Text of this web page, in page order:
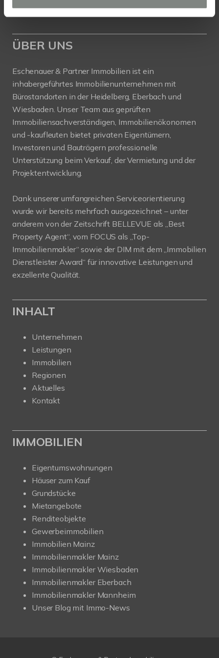
Mail:info@eschenauer-partner.de
ÜBER UNS
Eschenauer & Partner Immobilien ist ein
inhabergeführtes Immobilienunternehmen mit
Bürostandorten in der Heidelberg, Eberbach und
Wiesbaden. Unser Team aus geprüften
Immobiliensachverständigen, Immobilienökonomen
und -kaufleuten bietet privaten Eigentümern,
Investoren und Bauträgern professionelle
Unterstützung beim Verkauf, der Vermietung und der
Projektentwicklung.
Dank unserer umfangreichen Serviceorientierung
wurde wir bereits mehrfach ausgezeichnet – unter
anderem von der Zeitschrift BELLEVUE als „Best
Property Agent“, vom FOCUS als „Top-
Immobilienmakler“ sowie der DIM mit dem „Immobilien
Dienstleister Award“ für innovative Leistungen und
exzellente Qualität.
INHALT
Unternehmen
Leistungen
Immobilien
Regionen
Aktuelles
Kontakt
IMMOBILIEN
Eigentumswohnungen
Häuser zum Kauf
Grundstücke
Mietangebote
Renditeobjekte
Gewerbeimmobilien
Immobilien Mainz
Immobilienmakler Mainz
Immobilienmakler Wiesbaden
Immobilienmakler Eberbach
Immobilienmakler Mannheim
Unser Blog mit Immo-News